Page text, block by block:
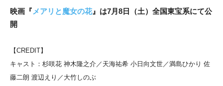
映画『 メアリと魔女の花』は7月8日（土）全国東宝系にて公
開
【CREDIT】
キャスト：杉咲花 神木隆之介／天海祐希 小日向文世／満島ひかり 佐
藤二朗 渡辺えり／大竹しのぶ